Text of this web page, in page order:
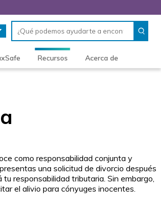
Conduct
search
When
autocomplete
results
are
available,
arrows
to
enter
to
select.
Recursos Acerca de
como responsabilidad conjunta y
una solicitud de divorcio después
responsabilidad tributaria. Sin embargo,
el alivio para cónyuges inocentes.